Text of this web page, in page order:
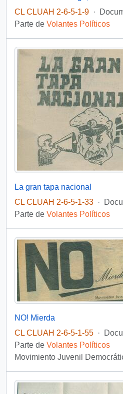
CL CLUAH 2-6-5-1-9 ·
Parte de Volantes Políticos
La gran tapa nacional
CL CLUAH 2-6-5-1-33 ·
Parte de Volantes Políticos
NO! Mierda
CL CLUAH 2-6-5-1-55 ·
Parte de Volantes Políticos
Movimiento Juvenil